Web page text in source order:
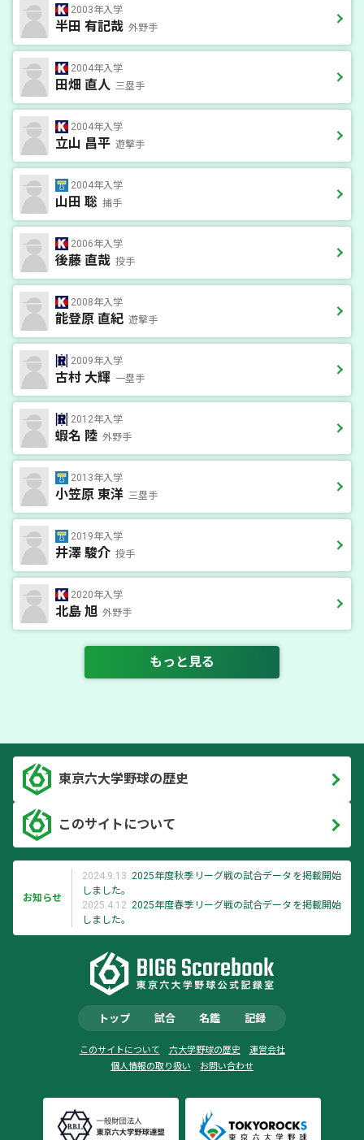
2003年入学
半田 有記哉 外野手
2004年入学
田畑 直人 三塁手
2004年入学
立山 昌平 遊撃手
2004年入学
山田 聡 捕手
2006年入学
後藤 直哉 投手
2008年入学
能登原 直紀 遊撃手
2009年入学
古村 大輝 一塁手
2012年入学
蝦名 陸 外野手
2013年入学
小笠原 東洋 三塁手
2019年入学
井澤 駿介 投手
2020年入学
北島 旭 外野手
もっと見る
東京六大学野球の歴史
このサイトについて
お知らせ
2024.9.13 2025年度秋季リーグ戦の試合データを掲載開始
しました。
2025.4.12 2025年度春季リーグ戦の試合データを掲載開始
しました。
トップ 試合 名鑑 記録
このサイトについて 六大学野球の歴史
運営会社
個人情報の取り扱い
お問い合わせ